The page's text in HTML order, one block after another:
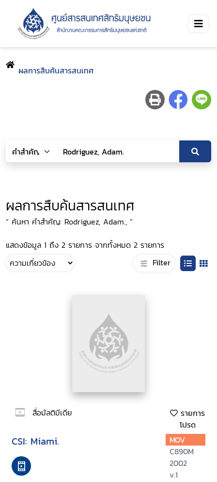
ผลการสืบค้นสารสนเทศ
ผลการสืบค้นสารสนเทศ
“ ค้นหา คำสำคัญ: Rodriguez, Adam., ”
แสดงข้อมูล 1 ถึง 2 รายการ จากทั้งหมด 2 รายการ
Filter
สื่อมัลติมีเดีย
รายการ
โปรด
CSI: Miami.
MOV
C890M
2002
v.1